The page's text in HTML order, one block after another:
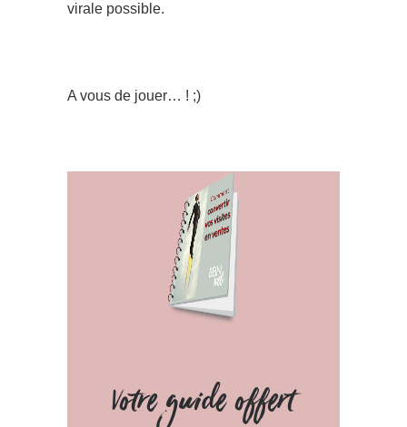
virale possible.
A vous de jouer… ! ;)
Votre guide offert